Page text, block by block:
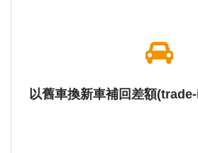
以舊車換新車補回差額